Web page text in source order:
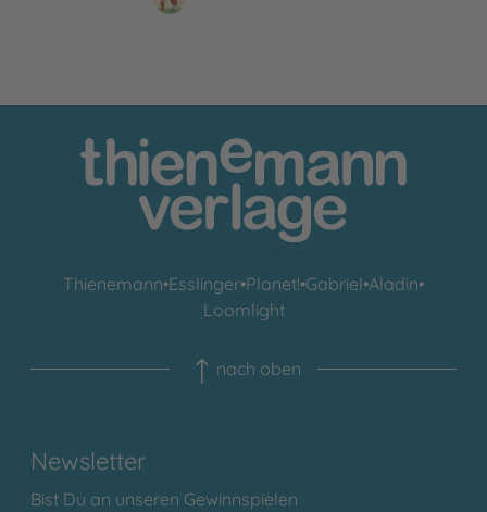
Thienemann•Esslinger•Planet!•Gabriel•Aladin•
Loomlight
nach oben
Newsletter
Bist Du an unseren Gewinnspielen